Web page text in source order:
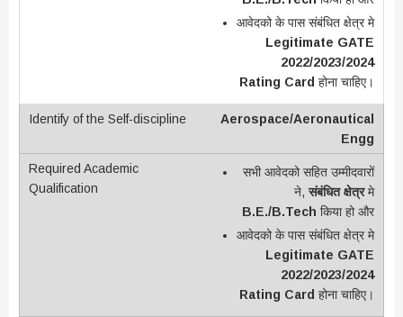
आवेदको के पास संबंधित क्षेत्र मे
Legitimate GATE
2022/2023/2024
Rating Card होना चाहिए।
Aerospace/Aeronautical
Engg
सभी आवेदको सहित उम्मीदवारों
ने,संबंधित क्षेत्रमे
B.E./B.Tech किया हो और
आवेदको के पास संबंधित क्षेत्र मे
Legitimate GATE
2022/2023/2024
Rating Card होना चाहिए।